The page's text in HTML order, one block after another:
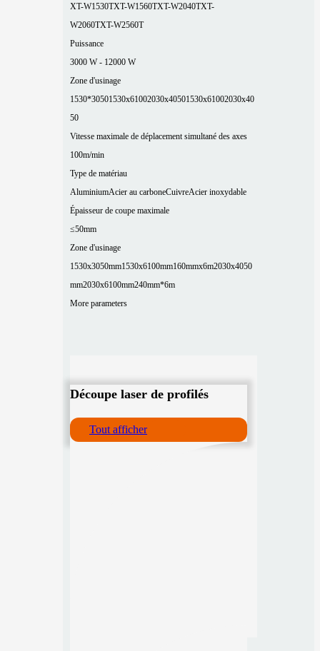
XT-W1530TXT-W1560TXT-W2040TXT-
W2060TXT-W2560T
Puissance
3000 W - 12000 W
Zone d'usinage
1530*30501530x61002030x40501530x61002030x40
50
Vitesse maximale de déplacement simultané des axes
100m/min
Type de matériau
AluminiumAcier au carboneCuivreAcier inoxydable
Épaisseur de coupe maximale
≤50mm
Zone d'usinage
1530x3050mm1530x6100mm160mmx6m2030x4050
mm2030x6100mm240mm*6m
More parameters
Découpe laser de profilés
Tout afficher